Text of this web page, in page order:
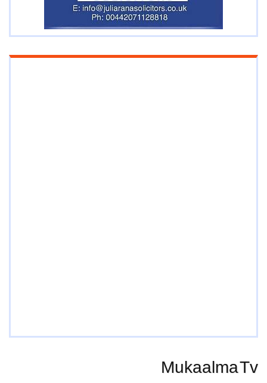
Mukaalma Tv